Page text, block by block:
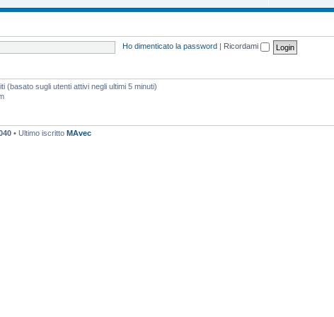
Ho dimenticato la password Ricordami
(basato sugli utenti attivi negli ultimi 5 minuti)
• Ultimo iscritto MAvec